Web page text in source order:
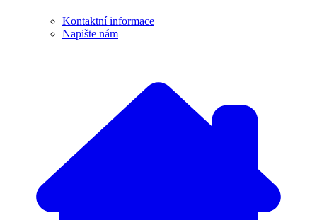
Kontaktní informace
Napište nám